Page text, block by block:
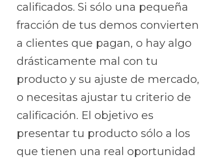
calificados. Si sólo una pequeña
fracción de tus demos convierten
a clientes que pagan, o hay algo
drásticamente mal con tu
producto y su ajuste de mercado,
o necesitas ajustar tu criterio de
calificación. El objetivo es
presentar tu producto sólo a los
que tienen una real oportunidad